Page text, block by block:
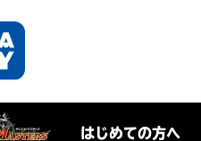
はじめての方へ